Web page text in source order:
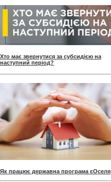
Хто має звернутися за субсидією на
наступний період?
Як працює державна програма єОселя